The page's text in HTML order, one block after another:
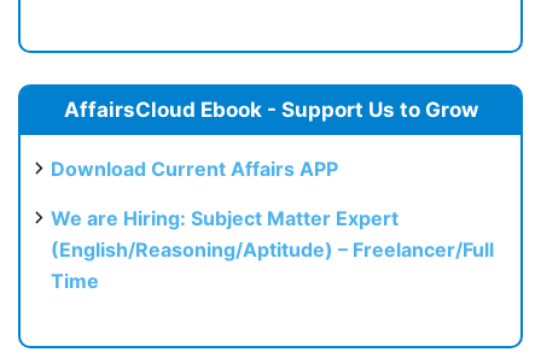
AffairsCloud Ebook - Support Us to Grow
Download Current Affairs APP
We are Hiring: Subject Matter Expert
(English/Reasoning/Aptitude) – Freelancer/Full
Time